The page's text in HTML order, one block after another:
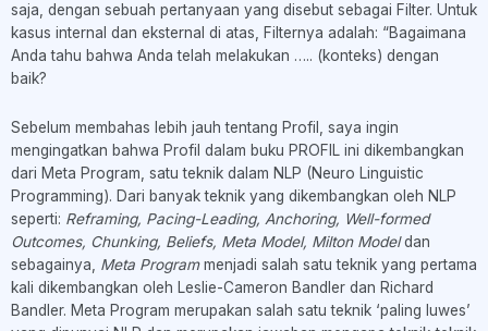
saja, dengan sebuah pertanyaan yang disebut sebagai Filter. Untuk
kasus internal dan eksternal di atas, Filternya adalah: “Bagaimana
Anda tahu bahwa Anda telah melakukan ….. (konteks) dengan
baik?
Sebelum membahas lebih jauh tentang Profil, saya ingin
mengingatkan bahwa Profil dalam buku PROFIL ini dikembangkan
dari Meta Program, satu teknik dalam NLP (Neuro Linguistic
Programming). Dari banyak teknik yang dikembangkan oleh NLP
seperti: Reframing, Pacing-Leading, Anchoring, Well-formed
Outcomes, Chunking, Beliefs, Meta Model, Milton Modeldan
sebagainya, Meta Programmenjadi salah satu teknik yang pertama
kali dikembangkan oleh Leslie-Cameron Bandler dan Richard
Bandler. Meta Program merupakan salah satu teknik ‘paling luwes’